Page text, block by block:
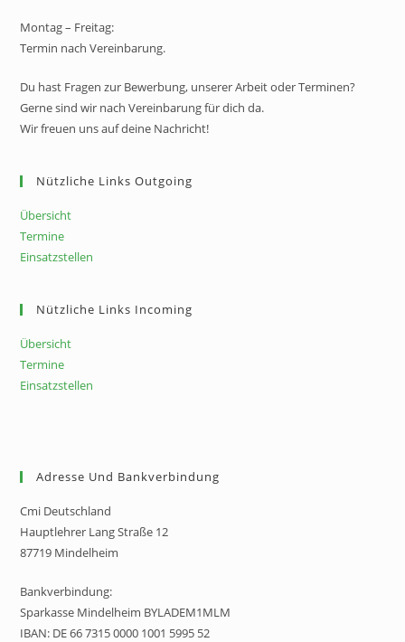
Montag – Freitag:
Termin nach Vereinbarung.
Du hast Fragen zur Bewerbung, unserer Arbeit oder Terminen?
Gerne sind wir nach Vereinbarung für dich da.
Wir freuen uns auf deine Nachricht!
Nützliche Links Outgoing
Übersicht
Termine
Einsatzstellen
Nützliche Links Incoming
Übersicht
Termine
Einsatzstellen
Adresse Und Bankverbindung
Cmi Deutschland
Hauptlehrer Lang Straße 12
87719 Mindelheim
Bankverbindung:
Sparkasse Mindelheim BYLADEM1MLM
IBAN: DE 66 7315 0000 1001 5995 52